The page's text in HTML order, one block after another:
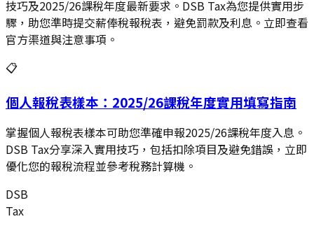
技巧及2025/26課稅年度最新要求。DSB Tax為您提供實用步
驟，助您準時提交薪俸稅報稅表，避免罰款及利息。立即查看
官方渠道與注意事項。
📋
個人報稅表樣本：2025/26課稅年度實用填寫指南
掌握個人報稅表樣本可助您準確申報2025/26課稅年度入息。
DSB Tax分享深入實用技巧，包括扣除項目及避免錯誤，立即
優化您的報稅流程並參考稅務計算機。
DSB
Tax